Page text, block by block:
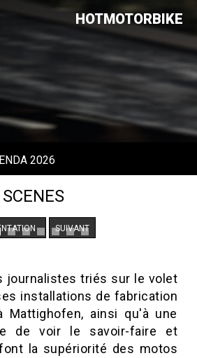
HOTMOTORBIKE
2026
SUIVANT
journalistes triés sur le volet
installations de fabrication
Mattighofen, ainsi qu'à une
de voir le savoir-faire et
la supériorité des motos